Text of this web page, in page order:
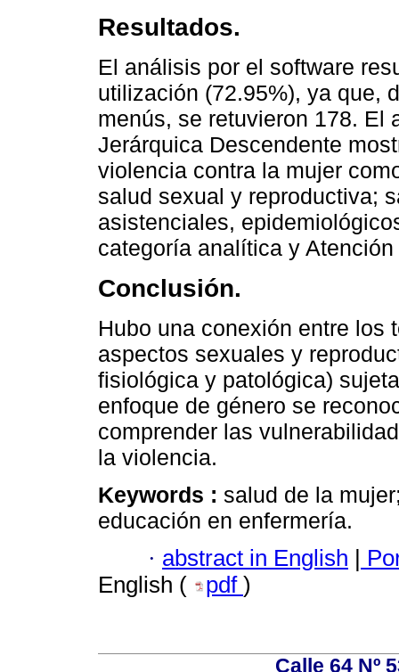
Resultados.
El análisis por el software
utilización (72.95%), ya que,
menús, se retuvieron 178. El
Jerárquica Descendente
violencia contra la mujer
salud sexual y reproductiva;
asistenciales,
categoría analítica y
Conclusión.
Hubo una conexión entre los
aspectos sexuales y
fisiológica y patológica)
enfoque de género se
comprender las
la violencia.
Keywords : salud de la
educación en enfermería.
· abstract in English
English (
pdf )
Calle 64 Nº